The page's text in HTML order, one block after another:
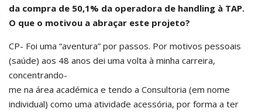
da compra de 50,1% da operadora de handling à TAP.
O que o motivou a abraçar este projeto?
CP- Foi uma “aventura” por passos. Por motivos pessoais
(saúde) aos 48 anos dei uma volta à minha carreira,
concentrando-
me na área académica e tendo a Consultoria (em nome
individual) como uma atividade acessória, por forma a ter